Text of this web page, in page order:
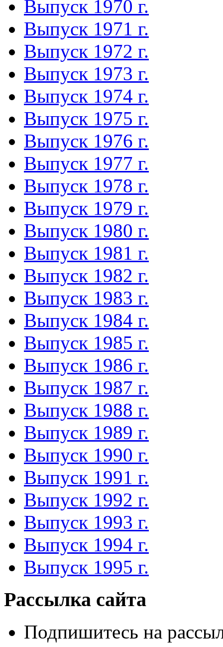
Выпуск 1970 г.
Выпуск 1971 г.
Выпуск 1972 г.
Выпуск 1973 г.
Выпуск 1974 г.
Выпуск 1975 г.
Выпуск 1976 г.
Выпуск 1977 г.
Выпуск 1978 г.
Выпуск 1979 г.
Выпуск 1980 г.
Выпуск 1981 г.
Выпуск 1982 г.
Выпуск 1983 г.
Выпуск 1984 г.
Выпуск 1985 г.
Выпуск 1986 г.
Выпуск 1987 г.
Выпуск 1988 г.
Выпуск 1989 г.
Выпуск 1990 г.
Выпуск 1991 г.
Выпуск 1992 г.
Выпуск 1993 г.
Выпуск 1994 г.
Выпуск 1995 г.
Рассылка сайта
Подпишитесь на